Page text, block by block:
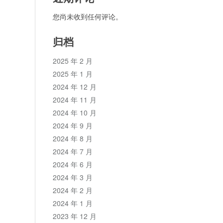
您尚未收到任何评论。
归档
2025 年 2 月
2025 年 1 月
2024 年 12 月
2024 年 11 月
2024 年 10 月
2024 年 9 月
2024 年 8 月
2024 年 7 月
2024 年 6 月
2024 年 3 月
2024 年 2 月
2024 年 1 月
2023 年 12 月